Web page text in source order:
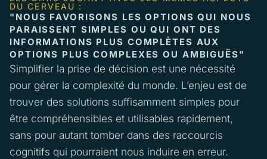
DU CERVEAU :
"NOUS FAVORISONS LES OPTIONS QUI NOUS
PARAISSENT SIMPLES OU QUI ONT DES
INFORMATIONS PLUS COMPLÈTES AUX
OPTIONS PLUS COMPLEXES OU AMBIGUËS"
Simplifier la prise de décision est une nécessité
pour gérer la complexité du monde. L’enjeu est de
trouver des solutions suffisamment simples pour
être compréhensibles et utilisables rapidement,
sans pour autant tomber dans des raccourcis
cognitifs qui pourraient nous induire en erreur.